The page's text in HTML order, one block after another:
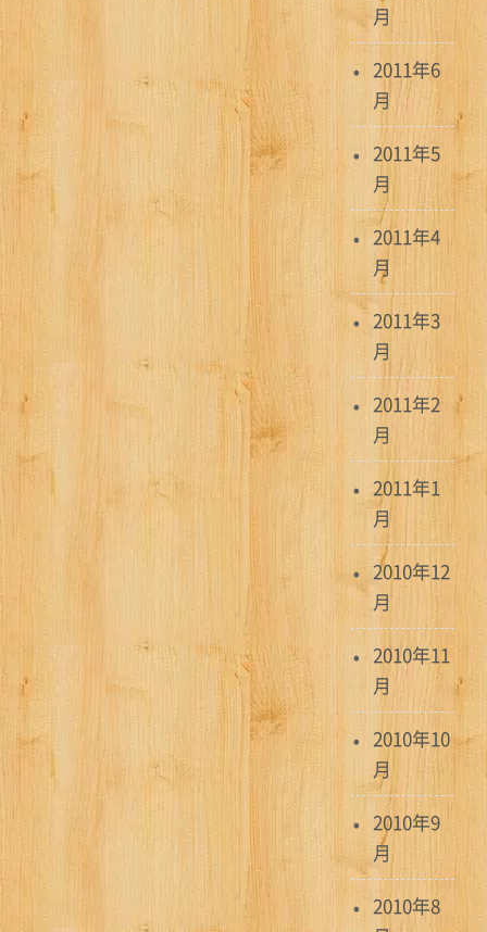
月
2011年6
月
2011年5
月
2011年4
月
2011年3
月
2011年2
月
2011年1
月
2010年12
月
2010年11
月
2010年10
月
2010年9
月
2010年8